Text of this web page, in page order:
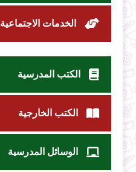
الخدمات الاجتماعية
الكتب المدرسية
الكتب الخارجية
الوسائل المدرسية